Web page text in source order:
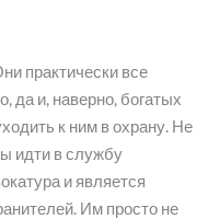
практически все
да и, наверно, богатых
к ним в охрану. Не
идти в службу
и является
Им просто не